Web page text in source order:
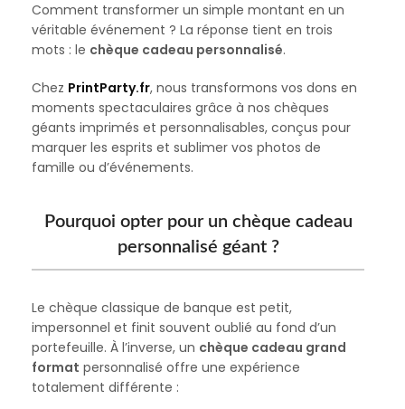
Comment transformer un simple montant en un
véritable événement ? La réponse tient en trois
mots : le chèque cadeau personnalisé.
Chez PrintParty.fr, nous transformons vos dons en
moments spectaculaires grâce à nos chèques
géants imprimés et personnalisables, conçus pour
marquer les esprits et sublimer vos photos de
famille ou d’événements.
Pourquoi opter pour un chèque cadeau
personnalisé géant ?
Le chèque classique de banque est petit,
impersonnel et finit souvent oublié au fond d’un
portefeuille. À l’inverse, un chèque cadeau grand
format personnalisé offre une expérience
totalement différente :